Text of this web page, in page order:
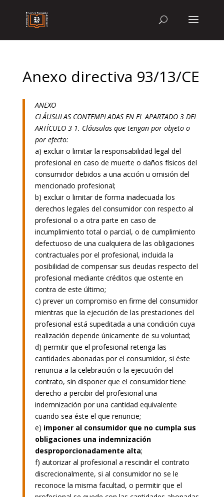
Anexo directiva 93/13/CE
ANEXO
CLÁUSULAS CONTEMPLADAS EN EL APARTADO 3 DEL
ARTÍCULO 3 1. Cláusulas que tengan por objeto o
por efecto:
a) excluir o limitar la responsabilidad legal del
profesional en caso de muerte o daños físicos del
consumidor debidos a una acción u omisión del
mencionado profesional;
b) excluir o limitar de forma inadecuada los
derechos legales del consumidor con respecto al
profesional o a otra parte en caso de
incumplimiento total o parcial, o de cumplimiento
defectuoso de una cualquiera de las obligaciones
contractuales por el profesional, incluida la
posibilidad de compensar sus deudas respecto del
profesional mediante créditos que ostente en
contra de este último;
c) prever un compromiso en firme del consumidor
mientras que la ejecución de las prestaciones del
profesional está supeditada a una condición cuya
realización depende únicamente de su voluntad;
d) permitir que el profesional retenga las
cantidades abonadas por el consumidor, si éste
renuncia a la celebración o la ejecución del
contrato, sin disponer que el consumidor tiene
derecho a percibir del profesional una
indemnización por una cantidad equivalente
cuando sea éste el que renuncie;
e) imponer al consumidor que no cumpla sus
obligaciones una indemnización
desproporcionadamente alta;
f) autorizar al profesional a rescindir el contrato
discrecionalmente, si al consumidor no se le
reconoce la misma facultad, o permitir que el